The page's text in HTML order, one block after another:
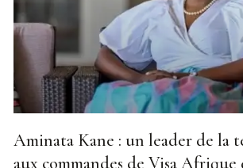
Aminata Kane : un leader de la
aux commandes de Visa Afrique